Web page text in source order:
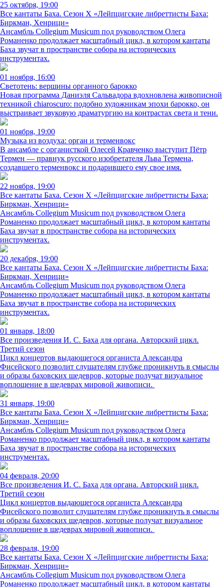
25 октября, 19:00
Все кантаты Баха. Сезон X «Лейпцигские либреттисты Баха:
Биркман, Хенрици»
Ансамбль Collegium Musicum под руководством Олега
Романенко продолжает масштабный цикл, в котором кантаты
Баха звучат в пространстве собора на исторических
инструментах.
01 ноября, 16:00
Светотень: вершины органного барокко
Новая программа Даниэля Сальвадора вдохновлена живописной
техникой chiaroscuro: подобно художникам эпохи барокко, он
выстраивает звуковую драматургию на контрастах света и тени.
01 ноября, 19:00
Музыка из воздуха: орган и терменвокс
В ансамбле с органисткой Олесей Кравченко выступит Пётр
Термен — правнук русского изобретателя Льва Термена,
создавшего терменвокс и подарившего ему свое имя.
22 ноября, 19:00
Все кантаты Баха. Сезон X «Лейпцигские либреттисты Баха:
Биркман, Хенрици»
Ансамбль Collegium Musicum под руководством Олега
Романенко продолжает масштабный цикл, в котором кантаты
Баха звучат в пространстве собора на исторических
инструментах.
20 декабря, 19:00
Все кантаты Баха. Сезон X «Лейпцигские либреттисты Баха:
Биркман, Хенрици»
Ансамбль Collegium Musicum под руководством Олега
Романенко продолжает масштабный цикл, в котором кантаты
Баха звучат в пространстве собора на исторических
инструментах.
01 января, 18:00
Все произведения И. С. Баха для органа. Авторский цикл.
Третий сезон
Цикл концертов выдающегося органиста Александра
Фисейского позволит слушателям глубже проникнуть в смыслы
и образы баховских шедевров, которые получат визуальное
воплощение в шедеврах мировой живописи.
31 января, 19:00
Все кантаты Баха. Сезон X «Лейпцигские либреттисты Баха:
Биркман, Хенрици»
Ансамбль Collegium Musicum под руководством Олега
Романенко продолжает масштабный цикл, в котором кантаты
Баха звучат в пространстве собора на исторических
инструментах.
04 февраля, 20:00
Все произведения И. С. Баха для органа. Авторский цикл.
Третий сезон
Цикл концертов выдающегося органиста Александра
Фисейского позволит слушателям глубже проникнуть в смыслы
и образы баховских шедевров, которые получат визуальное
воплощение в шедеврах мировой живописи.
28 февраля, 19:00
Все кантаты Баха. Сезон X «Лейпцигские либреттисты Баха:
Биркман, Хенрици»
Ансамбль Collegium Musicum под руководством Олега
Романенко продолжает масштабный цикл, в котором кантаты